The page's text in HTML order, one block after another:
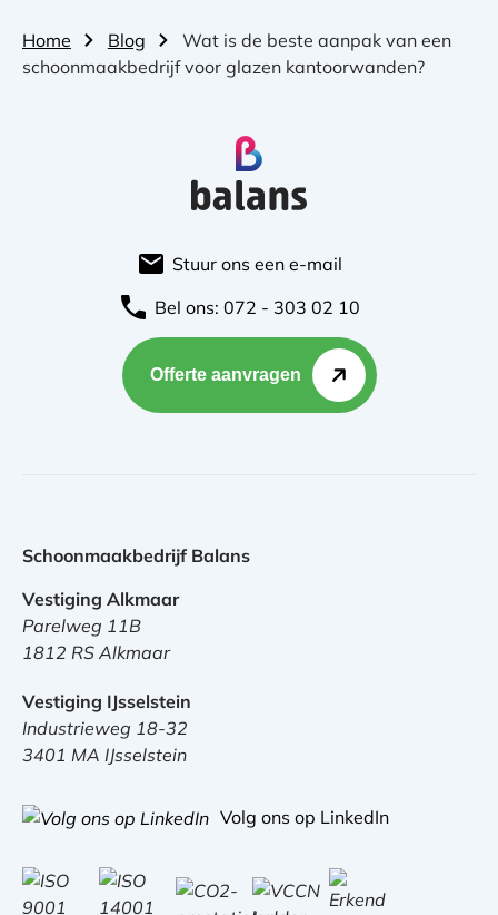
Home Blog
Wat is de beste aanpak van een
schoonmaakbedrijf voor glazen kantoorwanden?
Stuur ons een e-mail
Bel ons: 072 - 303 02 10
Offerte aanvragen
Schoonmaakbedrijf Balans
Vestiging Alkmaar
Parelweg 11B
1812 RS Alkmaar
Vestiging IJsselstein
Industrieweg 18-32
3401 MA IJsselstein
Volg ons op LinkedIn